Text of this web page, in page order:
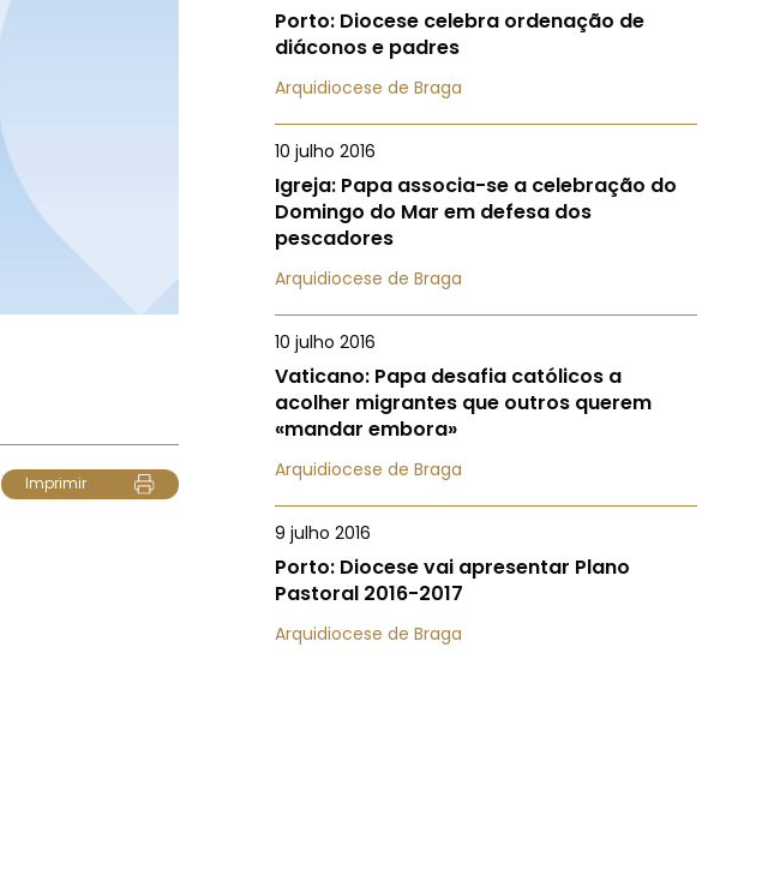
Imprimir
Porto: Diocese celebra ordenação de
diáconos e padres
Arquidiocese de Braga
10 julho 2016
Igreja: Papa associa-se a celebração do
Domingo do Mar em defesa dos
pescadores
Arquidiocese de Braga
10 julho 2016
Vaticano: Papa desafia católicos a
acolher migrantes que outros querem
«mandar embora»
Arquidiocese de Braga
9 julho 2016
Porto: Diocese vai apresentar Plano
Pastoral 2016-2017
Arquidiocese de Braga